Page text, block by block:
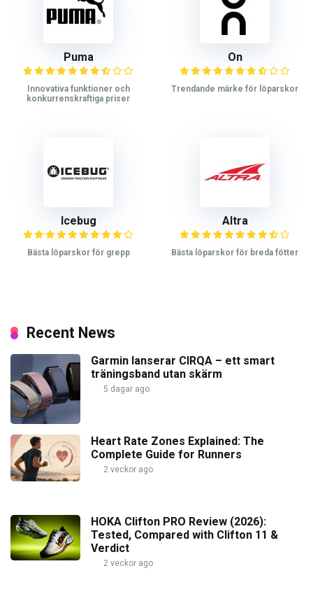
Puma
Innovativa funktioner och
konkurrenskraftiga priser
On
Trendande märke för löparskor
Icebug
Bästa löparskor för grepp
Altra
Bästa löparskor för breda fötter
Recent News
Garmin lanserar CIRQA – ett smart
träningsband utan skärm
5 dagar ago
Heart Rate Zones Explained: The
Complete Guide for Runners
2 veckor ago
HOKA Clifton PRO Review (2026):
Tested, Compared with Clifton 11 &
Verdict
2 veckor ago